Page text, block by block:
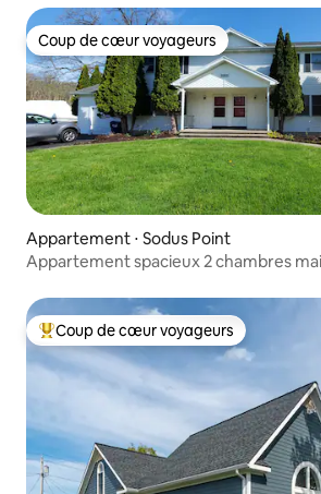
Coup de cœur voyageurs
Coup de cœur voyageurs
Appartement ⋅ Sodus Point
Appartement spacieux 2 chambres
Coups de cœur voyageurs les plus
Coup de cœur voyageurs